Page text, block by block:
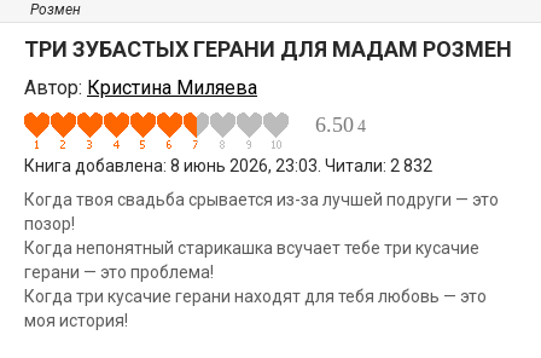
Розмен
ТРИ ЗУБАСТЫХ ГЕРАНИ ДЛЯ МАДАМ РОЗМЕН
Автор: Кристина Миляева
6.50 4
Книга добавлена: 8 июнь 2026, 23:03. Читали: 2 832
Когда твоя свадьба срывается из-за лучшей подруги — это
позор!
Когда непонятный старикашка всучает тебе три кусачие
герани — это проблема!
Когда три кусачие герани находят для тебя любовь — это
моя история!